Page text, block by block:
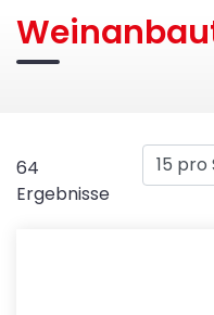
64
Ergebnisse